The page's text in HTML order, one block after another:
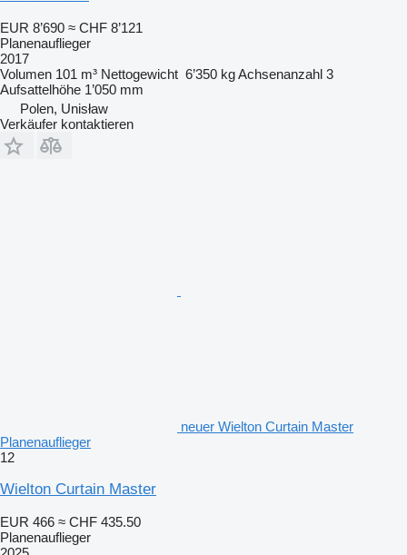
EUR 8’690 ≈ CHF 8’121
Planenauflieger
2017
Volumen 101 m³ Nettogewicht 6’350 kgAchsenanzahl 3
Aufsattelhöhe 1’050 mm
Polen, Unisław
Verkäufer kontaktieren
neuer Wielton Curtain Master
Planenauflieger
12
Wielton Curtain Master
EUR 466 ≈ CHF 435.50
Planenauflieger